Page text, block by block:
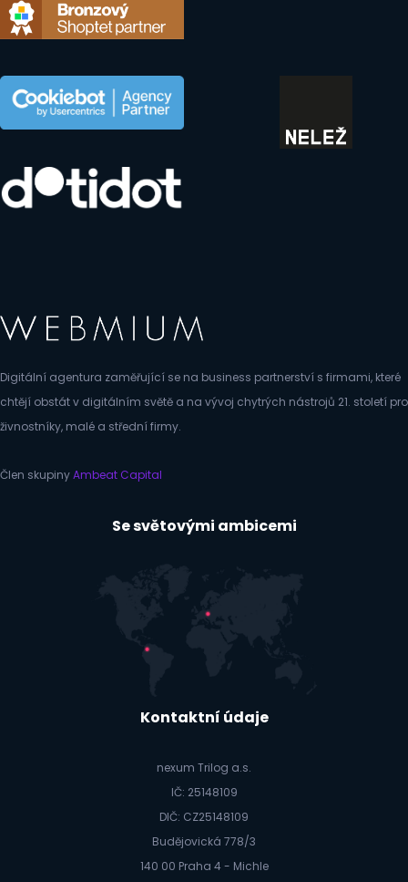
Digitální agentura zaměřující se na business partnerství s firmami, které
chtějí obstát v digitálním světě a na vývoj chytrých nástrojů 21. století pro
živnostníky, malé a střední firmy.
Člen skupinyAmbeat Capital
Se světovými ambicemi
Kontaktní údaje
nexum Trilog a.s.
IČ: 25148109
DIČ: CZ25148109
Budějovická 778/3
140 00 Praha 4 - Michle